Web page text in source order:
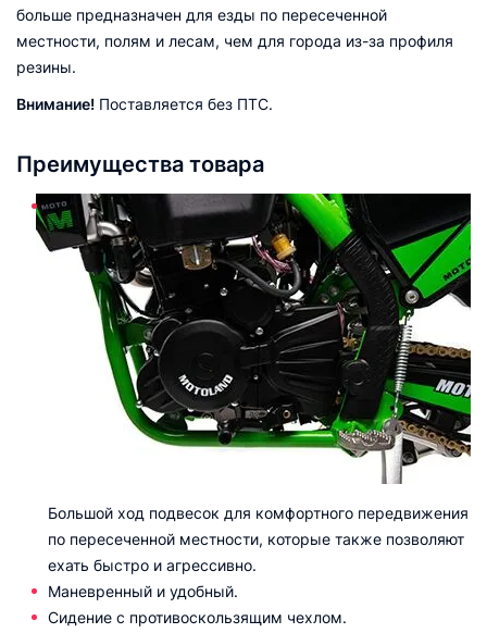
больше предназначен для езды по пересеченной
местности, полям и лесам, чем для города из-за профиля
резины.
Внимание! Поставляется без ПТС.
Преимущества товара
Большой ход подвесок для комфортного передвижения
по пересеченной местности, которые также позволяют
ехать быстро и агрессивно.
Маневренный и удобный.
Сидение с противоскользящим чехлом.